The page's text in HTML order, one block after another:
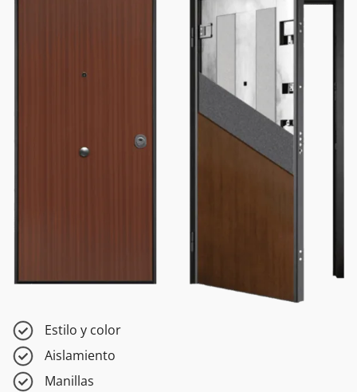
Estilo y color
Aislamiento
Manillas